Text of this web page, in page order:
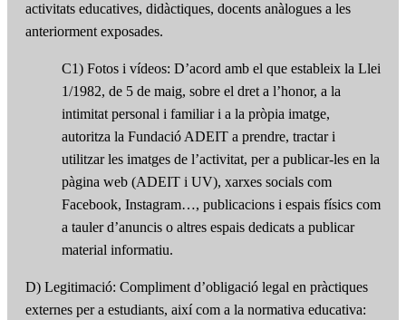
activitats educatives, didàctiques, docents anàlogues a les
anteriorment exposades.
C1) Fotos i vídeos: D’acord amb el que estableix la Llei
1/1982, de 5 de maig, sobre el dret a l’honor, a la
intimitat personal i familiar i a la pròpia imatge,
autoritza la Fundació ADEIT a prendre, tractar i
utilitzar les imatges de l’activitat, per a publicar-les en la
pàgina web (ADEIT i UV), xarxes socials com
Facebook, Instagram…, publicacions i espais físics com
a tauler d’anuncis o altres espais dedicats a publicar
material informatiu.
D) Legitimació: Compliment d’obligació legal en pràctiques
externes per a estudiants, així com a la normativa educativa: